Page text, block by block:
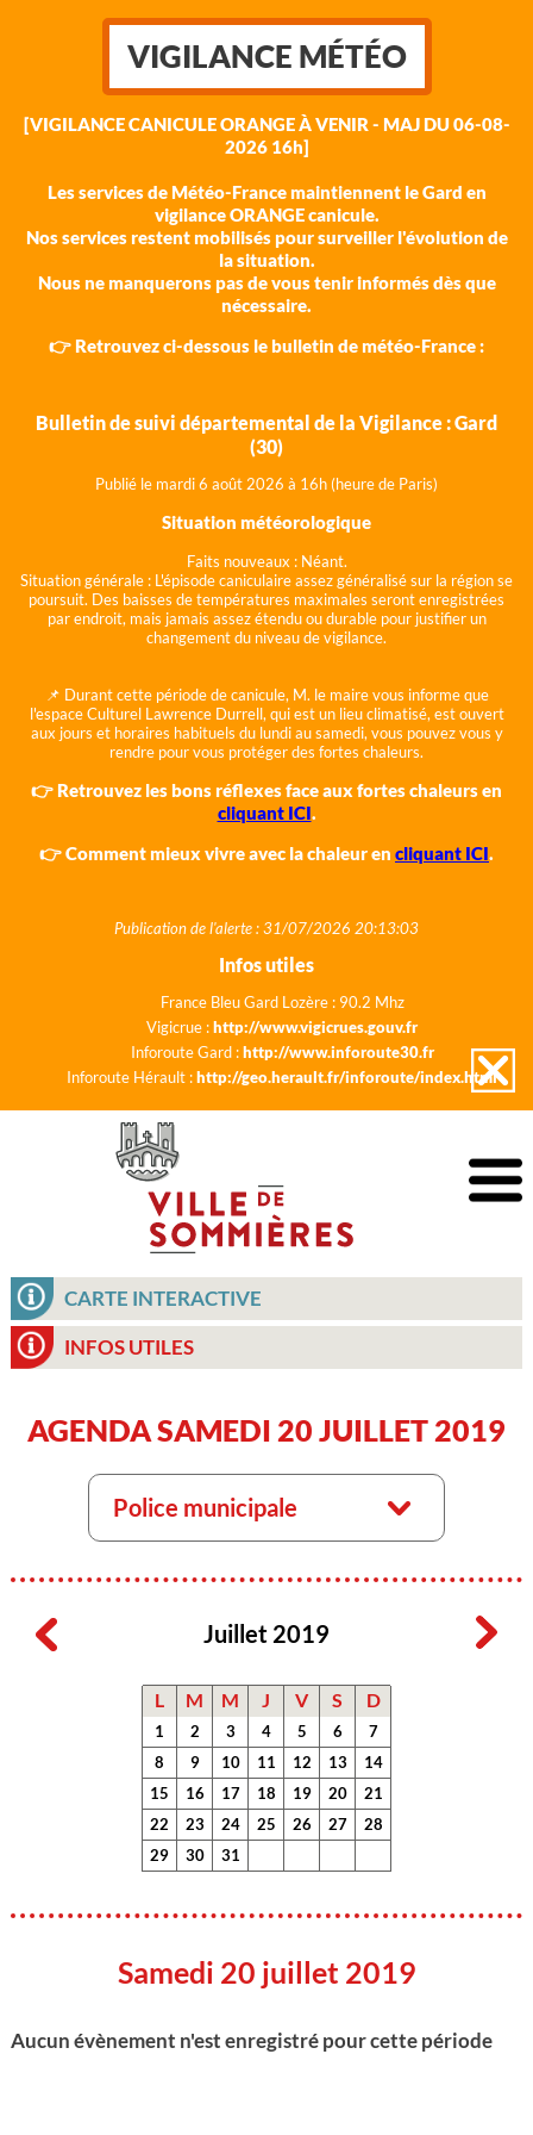
VIGILANCE MÉTÉO
[VIGILANCE CANICULE ORANGE À VENIR - MAJ DU 06-08-
2026 16h]
Les services de Météo-France maintiennent le Gard en
vigilance ORANGE canicule.
Nos services restent mobilisés pour surveiller l'évolution de
la situation.
Nous ne manquerons pas de vous tenir informés dès que
nécessaire.
👉 Retrouvez ci-dessous le bulletin de météo-France :
Bulletin de suivi départemental de la Vigilance : Gard
(30)
Publié le mardi 6 août 2026 à 16h (heure de Paris)
Situation météorologique
Faits nouveaux : Néant.
Situation générale : L'épisode caniculaire assez généralisé sur la région se
poursuit. Des baisses de températures maximales seront enregistrées
par endroit, mais jamais assez étendu ou durable pour justifier un
changement du niveau de vigilance.
📌 Durant cette période de canicule, M. le maire vous informe que
l'espace Culturel Lawrence Durrell, qui est un lieu climatisé, est ouvert
aux jours et horaires habituels du lundi au samedi, vous pouvez vous y
rendre pour vous protéger des fortes chaleurs.
👉 Retrouvez les bons réflexes face aux fortes chaleurs en
cliquant ICI.
👉 Comment mieux vivre avec la chaleur en cliquant ICI.
Publication de l'alerte : 31/07/2026 20:13:03
Infos utiles
France Bleu Gard Lozère : 90.2 Mhz
Vigicrue :http://www.vigicrues.gouv.fr
Inforoute Gard :http://www.inforoute30.fr
Inforoute Hérault :http://geo.herault.fr/inforoute/index.html
CARTE INTERACTIVE
INFOS UTILES
AGENDA SAMEDI 20 JUILLET 2019
Police municipale
Juillet 2019
L M M J V S D
1 2 3 4 5 6
7
8
9 10 11 12 13
14
15
16 17 18 19 20
21
22
23 24 25 26 27
28
29
30 31
Samedi 20 juillet 2019
Aucun évènement n'est enregistré pour cette période